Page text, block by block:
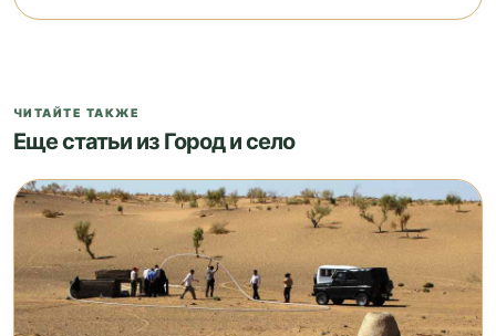
ЧИТАЙТЕ ТАКЖЕ
Еще статьи из Город и село